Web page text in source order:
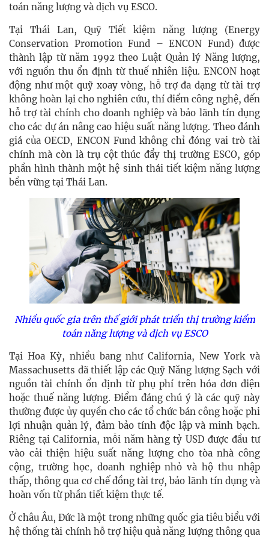
toán năng lượng và dịch vụ ESCO.
Tại Thái Lan, Quỹ Tiết kiệm năng lượng (Energy
Conservation Promotion Fund – ENCON Fund) được
thành lập từ năm 1992 theo Luật Quản lý Năng lượng,
với nguồn thu ổn định từ thuế nhiên liệu. ENCON hoạt
động như một quỹ xoay vòng, hỗ trợ đa dạng từ tài trợ
không hoàn lại cho nghiên cứu, thí điểm công nghệ, đến
hỗ trợ tài chính cho doanh nghiệp và bảo lãnh tín dụng
cho các dự án nâng cao hiệu suất năng lượng. Theo đánh
giá của OECD, ENCON Fund không chỉ đóng vai trò tài
chính mà còn là trụ cột thúc đẩy thị trường ESCO, góp
phần hình thành một hệ sinh thái tiết kiệm năng lượng
bền vững tại Thái Lan.
Nhiều quốc gia trên thế giới phát triển thị trường kiểm
toán năng lượng và dịch vụ ESCO
Tại Hoa Kỳ, nhiều bang như California, New York và
Massachusetts đã thiết lập các Quỹ Năng lượng Sạch với
nguồn tài chính ổn định từ phụ phí trên hóa đơn điện
hoặc thuế năng lượng. Điểm đáng chú ý là các quỹ này
thường được ủy quyền cho các tổ chức bán công hoặc phi
lợi nhuận quản lý, đảm bảo tính độc lập và minh bạch.
Riêng tại California, mỗi năm hàng tỷ USD được đầu tư
vào cải thiện hiệu suất năng lượng cho tòa nhà công
cộng, trường học, doanh nghiệp nhỏ và hộ thu nhập
thấp, thông qua cơ chế đồng tài trợ, bảo lãnh tín dụng và
hoàn vốn từ phần tiết kiệm thực tế.
Ở châu Âu, Đức là một trong những quốc gia tiêu biểu với
hệ thống tài chính hỗ trợ hiệu quả năng lượng thông qua